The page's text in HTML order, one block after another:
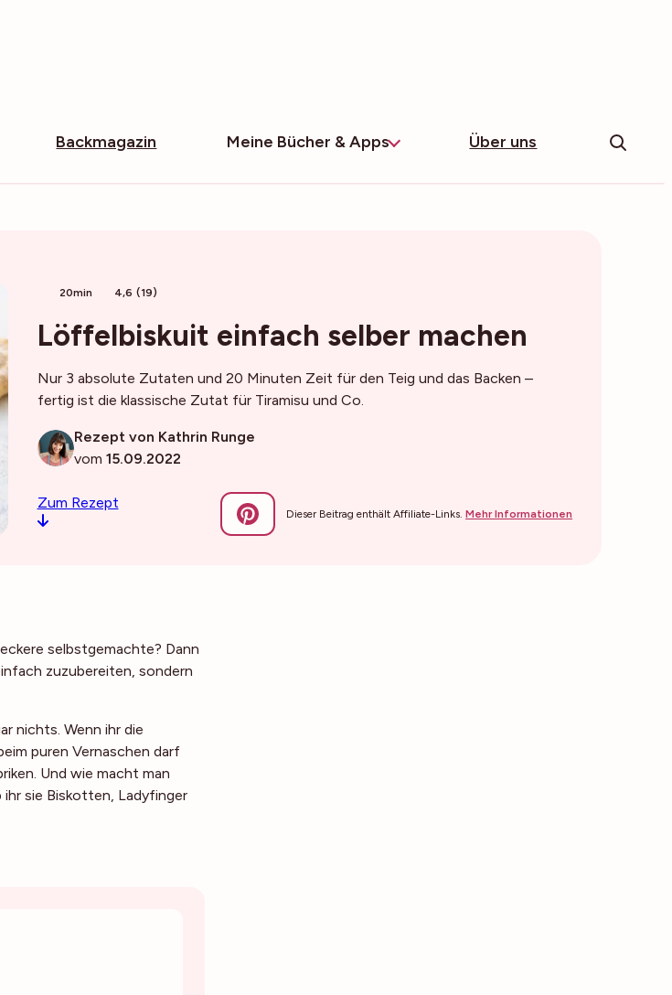
Backmagazin Meine Bücher & Apps Über uns
20min 4,6 (19)
Löffelbiskuit einfach selber machen
Nur 3 absolute Zutaten und 20 Minuten Zeit für den Teig und das Backen –
fertig ist die klassische Zutat für Tiramisu und Co.
Rezept von Kathrin Runge
vom 15.09.2022
Zum Rezept
Dieser Beitrag enthält Affiliate-Links.Mehr Informationen
selbstgemachte? Dann
zuzubereiten, sondern
nichts. Wenn ihr die
puren Vernaschen darf
Und wie macht man
ihr sie Biskotten, Ladyfinger